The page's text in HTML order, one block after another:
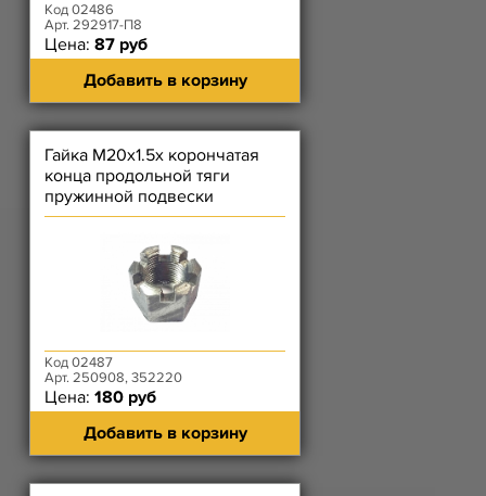
Код 02486
Арт. 292917-П8
Цена: 87 руб
Добавить в корзину
Гайка М20х1.5х корончатая
конца продольной тяги
пружинной подвески
Код 02487
Арт. 250908, 352220
Цена: 180 руб
Добавить в корзину